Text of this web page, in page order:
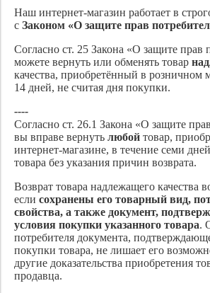
Наш интернет-магазин работает в
с Законом «О защите прав
Согласно ст. 25 Закона «О защите прав
можете вернуть или обменять товар
качества, приобретённый в розничном
14 дней, не считая дня покупки.
----
Согласно ст. 26.1 Закона «О защите
вы вправе вернуть любой товар,
интернет-магазине, в течение семи
товара без указания причин возврата.
Возврат товара надлежащего качества
если сохранены его товарный вид,
свойства, а также документ,
условия покупки указанного товара.
потребителя документа,
покупки товара, не лишает его
другие доказательства приобретения
продавца.